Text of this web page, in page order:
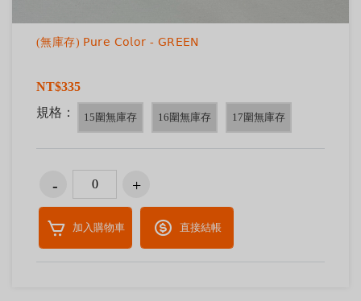
(無庫存) 𝖯𝗎𝗋𝖾 𝖢𝗈𝗅𝗈𝗋 - 𝖦𝖱𝖤𝖤𝖭
NT$335
規格：
15圍無庫存 16圍無庫存 17圍無庫存
加入購物車 直接結帳